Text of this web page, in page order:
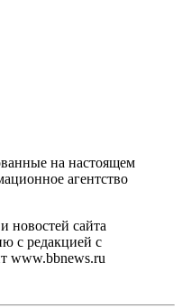
на настоящем
агентство
новостей сайта
с редакцией с
www.bbnews.ru